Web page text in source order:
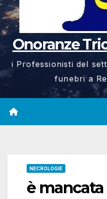
Onoranze
i Professionisti del
funebri a
NECROLOGIE
è mancata